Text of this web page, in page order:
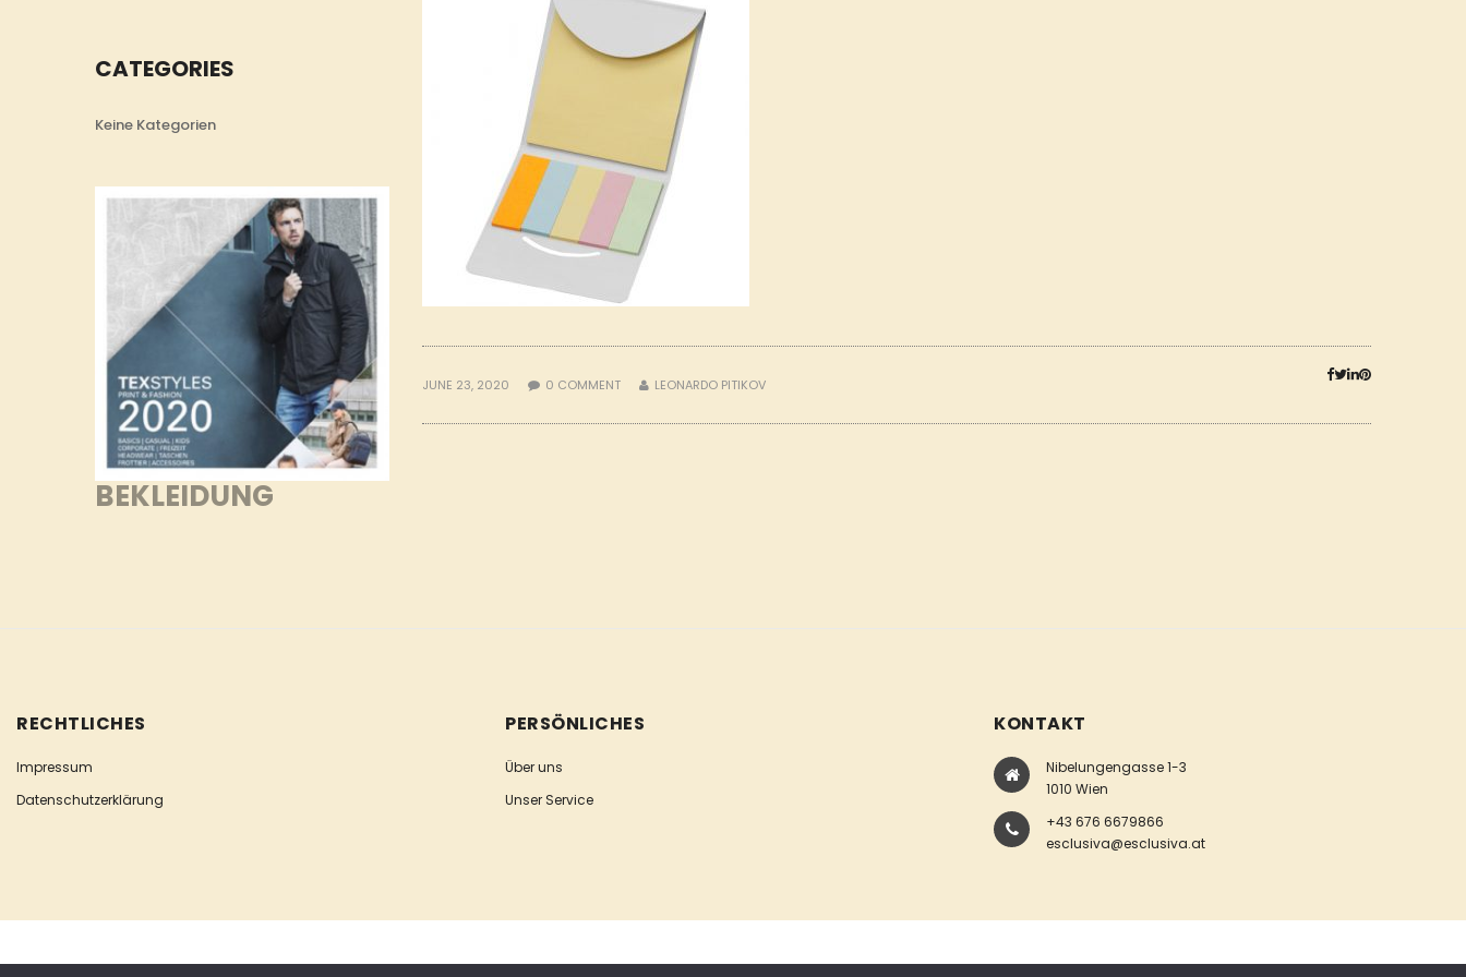
CATEGORIES
Keine Kategorien
BEKLEIDUNG
JUNE 23, 2020 0 COMMENT LEONARDO PITIKOV
RECHTLICHES
Impressum
Datenschutzerklärung
PERSÖNLICHES
Über uns
Unser Service
KONTAKT
Nibelungengasse 1-3
1010 Wien
+43 676 6679866
esclusiva@esclusiva.at